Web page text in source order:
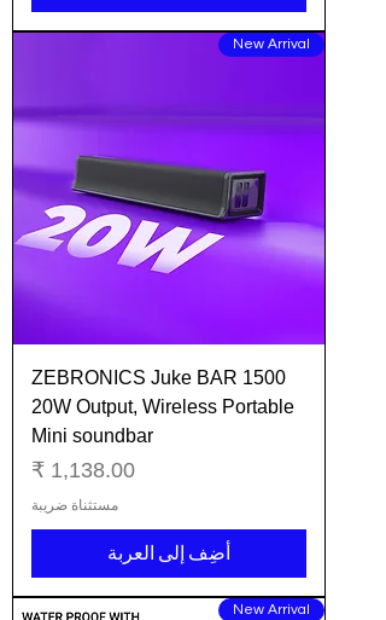
New Arrival
ZEBRONICS Juke BAR 1500
20W Output, Wireless Portable
Mini soundbar
السعر
مستثناة ضريبة
أضِف إلى العربة
New Arrival